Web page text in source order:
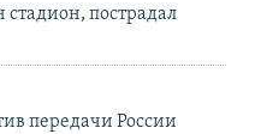
пострадал
передачи России